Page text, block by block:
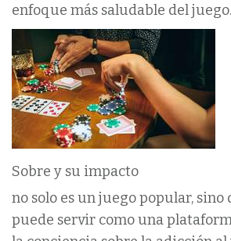
enfoque más saludable del juego.
Sobre y su impacto
no solo es un juego popular,
puede servir como una